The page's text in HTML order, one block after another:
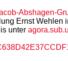
Abshagen-
Ernst Wehlen
unter